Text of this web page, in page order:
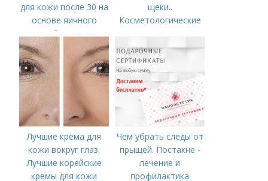
для кожи после 30 на
основе яичного
белка
щеки..
Косметологические
Лучшие крема для
кожи вокруг глаз.
Лучшие корейские
кремы для кожи
Чем убрать следы от
прыщей. Постакне -
лечение и
профилактика